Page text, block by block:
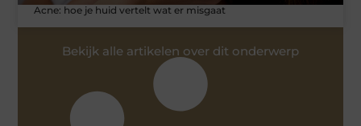
Acne: hoe je huid vertelt wat er misgaat
Bekijk alle artikelen over dit onderwerp